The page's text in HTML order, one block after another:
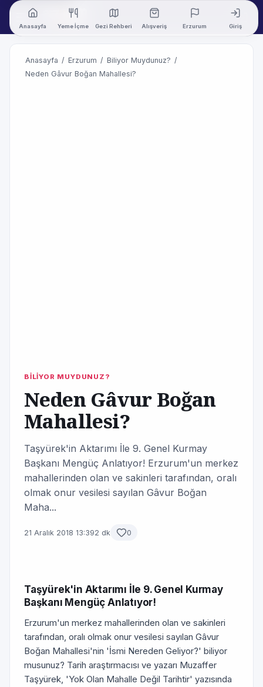
Anasayfa Yeme İçme Gezi Rehberi Alışveriş Erzurum Giriş
Anasayfa / Erzurum / Biliyor Muydunuz? /
Neden Gâvur Boğan Mahallesi?
BİLİYOR MUYDUNUZ?
Neden Gâvur Boğan
Mahallesi?
Taşyürek'in Aktarımı İle 9. Genel Kurmay
Başkanı Mengüç Anlatıyor! Erzurum'un merkez
mahallerinden olan ve sakinleri tarafından, oralı
olmak onur vesilesi sayılan Gâvur Boğan
Maha...
21 Aralık 2018 13:392 dk 0
Taşyürek'in Aktarımı İle 9. Genel Kurmay
Başkanı Mengüç Anlatıyor!
Erzurum'un merkez mahallerinden olan ve sakinleri
tarafından, oralı olmak onur vesilesi sayılan Gâvur
Boğan Mahallesi'nin 'İsmi Nereden Geliyor?' biliyor
musunuz? Tarih araştırmacısı ve yazarı Muzaffer
Taşyürek, 'Yok Olan Mahalle Değil Tarihtir' yazısında